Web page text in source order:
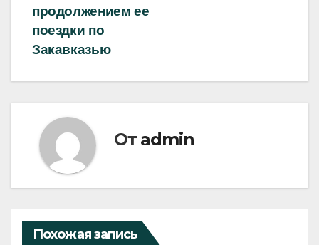
продолжением ее
поездки по
Закавказью
От admin
Похожая запись